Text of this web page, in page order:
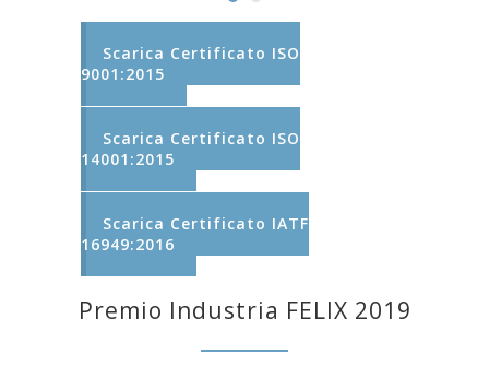
Scarica Certificato ISO
9001:2015
Scarica Certificato ISO
14001:2015
Scarica Certificato IATF
16949:2016
Premio Industria FELIX 2019